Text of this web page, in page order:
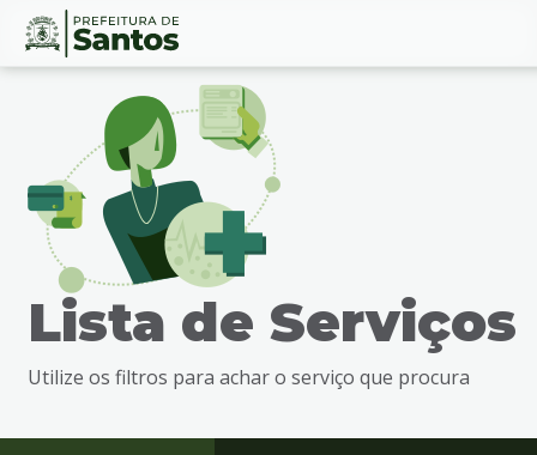
Ir
busca
Ir
Conteúdo
Lista de Serviços
Utilize os filtros para achar o serviço que procura